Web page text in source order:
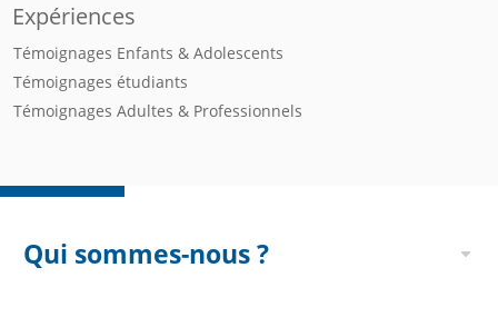
Expériences
Témoignages Enfants & Adolescents
Témoignages étudiants
Témoignages Adultes & Professionnels
Qui sommes-nous ?